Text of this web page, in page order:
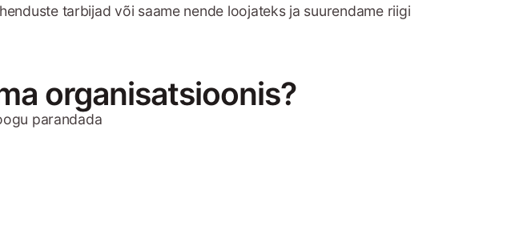
tarbijad või saame nende loojateks ja suurendame riigi
organisatsioonis?
parandada